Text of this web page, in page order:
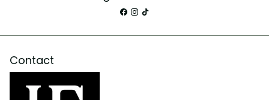
Contact